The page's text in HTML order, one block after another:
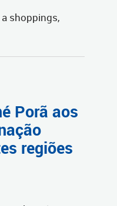
Porã aos
regiões